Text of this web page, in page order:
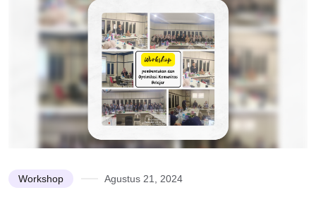
Workshop Agustus 21, 2024